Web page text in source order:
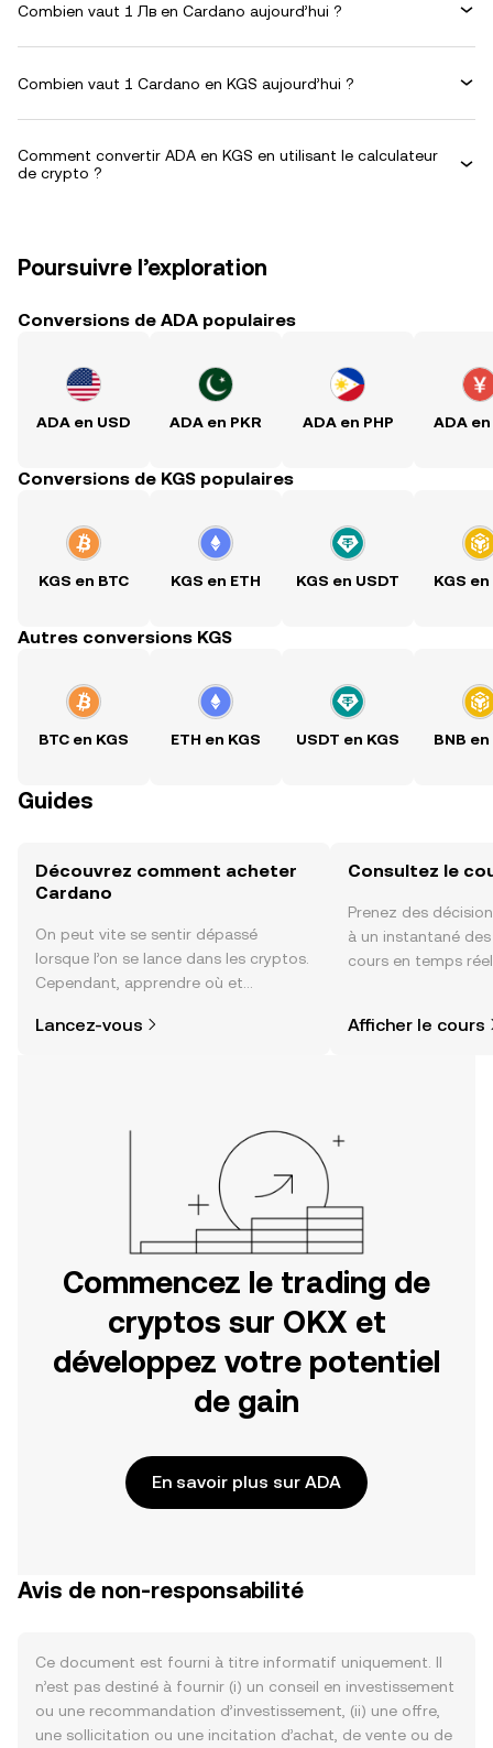
Combien vaut 1 Лв en Cardano aujourd’hui ?
Combien vaut 1 Cardano en KGS aujourd’hui ?
Comment convertir ADA en KGS en utilisant le calculateur
de crypto ?
Poursuivre l’exploration
Conversions de ADA populaires
ADA en USD ADA en PKR ADA en PHP ADA en
Conversions de KGS populaires
KGS en BTC KGS en ETH KGS en USDT KGS en
Autres conversions KGS
BTC en KGS ETH en KGS USDT en KGS BNB en
Guides
Découvrez comment acheter
Cardano
On peut vite se sentir dépassé
lorsque l’on se lance dans les cryptos.
Cependant, apprendre où et
plus simple que vous ne l’imaginez.
Lancez-vous
Consultez le
Prenez des
à un instantané
cours en temps
Afficher le cours
Commencez le trading de
cryptos sur OKX et
développez votre potentiel
de gain
En savoir plus sur ADA
Avis de non-responsabilité
Ce document est fourni à titre informatif uniquement. Il
n’est pas destiné à fournir (i) un conseil en investissement
ou une recommandation d’investissement, (ii) une offre,
une sollicitation ou une incitation d’achat, de vente ou de